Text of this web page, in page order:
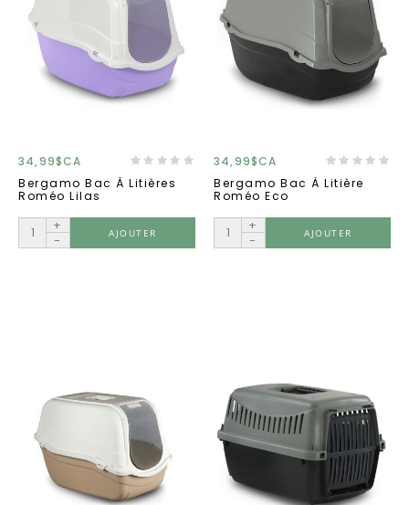
34,99$CA
Bergamo Bac À Litières
Roméo Lilas
+
-
AJOUTER
34,99$CA
Bergamo Bac À Litière
Roméo Eco
+
-
AJOUTER